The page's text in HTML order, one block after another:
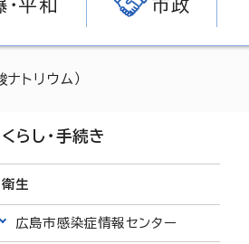
・平和 市政
トリウム）
くらし・手続き
衛生
広島市感染症情報センター